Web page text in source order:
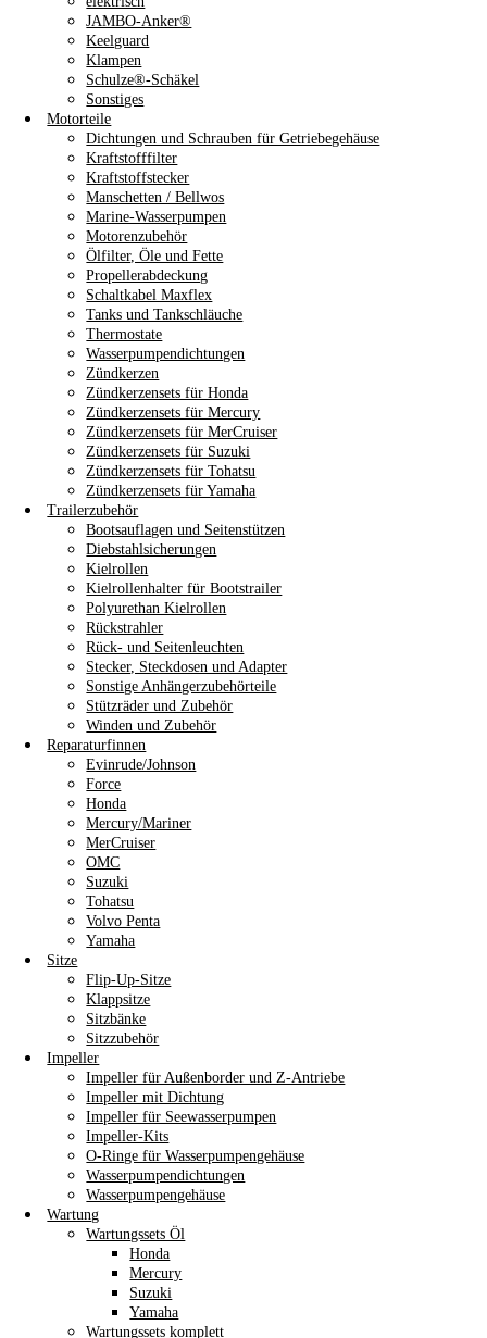
JAMBO-Anker®
Keelguard
Klampen
Schulze®-Schäkel
Sonstiges
Motorteile
Dichtungen und Schrauben für Getriebegehäuse
Kraftstofffilter
Kraftstoffstecker
Manschetten / Bellwos
Marine-Wasserpumpen
Motorenzubehör
Ölfilter, Öle und Fette
Propellerabdeckung
Schaltkabel Maxflex
Tanks und Tankschläuche
Thermostate
Wasserpumpendichtungen
Zündkerzen
Zündkerzensets für Honda
Zündkerzensets für Mercury
Zündkerzensets für MerCruiser
Zündkerzensets für Suzuki
Zündkerzensets für Tohatsu
Zündkerzensets für Yamaha
Trailerzubehör
Bootsauflagen und Seitenstützen
Diebstahlsicherungen
Kielrollen
Kielrollenhalter für Bootstrailer
Polyurethan Kielrollen
Rückstrahler
Rück- und Seitenleuchten
Stecker, Steckdosen und Adapter
Sonstige Anhängerzubehörteile
Stützräder und Zubehör
Winden und Zubehör
Reparaturfinnen
Evinrude/Johnson
Force
Honda
Mercury/Mariner
MerCruiser
OMC
Suzuki
Tohatsu
Volvo Penta
Yamaha
Sitze
Flip-Up-Sitze
Klappsitze
Sitzbänke
Sitzzubehör
Impeller
Impeller für Außenborder und Z-Antriebe
Impeller mit Dichtung
Impeller für Seewasserpumpen
Impeller-Kits
O-Ringe für Wasserpumpengehäuse
Wasserpumpendichtungen
Wasserpumpengehäuse
Wartung
Wartungssets Öl
Honda
Mercury
Suzuki
Yamaha
Wartungssets komplett